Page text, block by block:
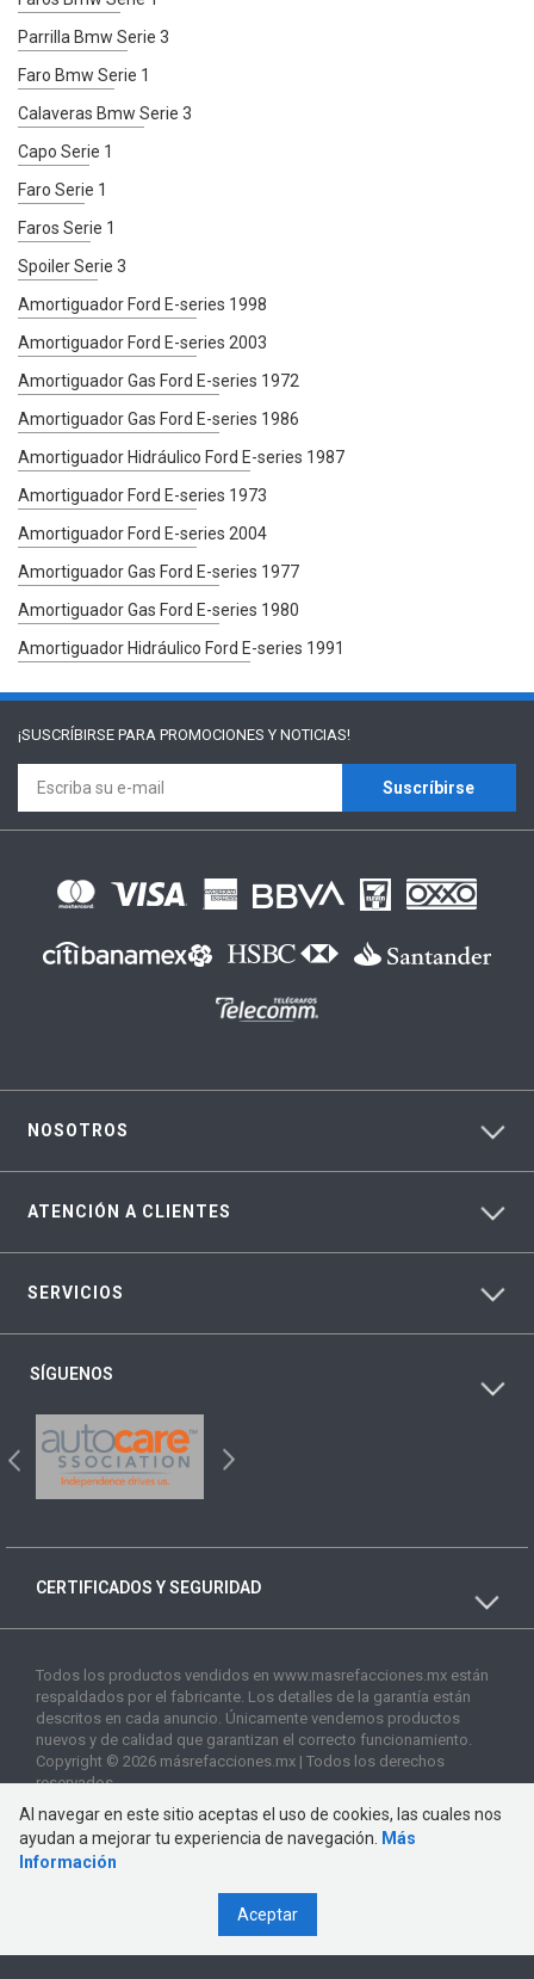
Parrilla Bmw Serie 3
Faro Bmw Serie 1
Calaveras Bmw Serie 3
Capo Serie 1
Faro Serie 1
Faros Serie 1
Spoiler Serie 3
Amortiguador Ford E-series 1998
Amortiguador Ford E-series 2003
Amortiguador Gas Ford E-series 1972
Amortiguador Gas Ford E-series 1986
Amortiguador Hidráulico Ford E-series 1987
Amortiguador Ford E-series 1973
Amortiguador Ford E-series 2004
Amortiguador Gas Ford E-series 1977
Amortiguador Gas Ford E-series 1980
Amortiguador Hidráulico Ford E-series 1991
¡SUSCRÍBIRSE PARA PROMOCIONES Y NOTICIAS!
Suscríbirse
NOSOTROS
ATENCIÓN A CLIENTES
SERVICIOS
SÍGUENOS
CERTIFICADOS Y SEGURIDAD
Todos los productos vendidos en www.masrefacciones.mx están
respaldados por el fabricante. Los detalles de la garantía están
descritos en cada anuncio. Únicamente vendemos productos
nuevos y de calidad que garantizan el correcto funcionamiento.
Copyright © 2026 másrefacciones.mx | Todos los derechos
reservados
Al navegar en este sitio aceptas el uso de cookies, las cuales nos
ayudan a mejorar tu experiencia de navegación.
Más
Información
Aceptar